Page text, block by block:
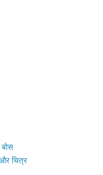
चित्र